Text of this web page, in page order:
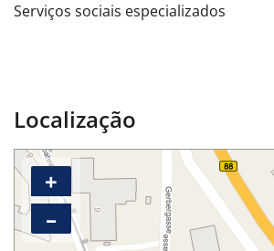
Serviços sociais especializados
Localização
+
–